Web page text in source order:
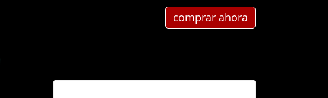
comprar ahora